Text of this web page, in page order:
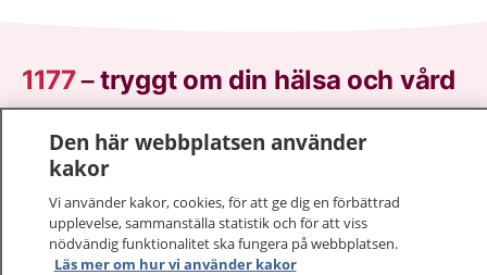
1177–tryggt om din hälsa och vård
På 1177.se får du råd om hälsa och information om
sjukdomar och vilka mottagningar du kan kontakta.
Logga in för att läsa din journal och göra dina
vårdärenden. Ring telefonnummer 1177 för
sjukvårdsrådgivning dygnet runt.
1177 ger dig råd när du vill må bättre.
Den här webbplatsen använder
kakor
Vi använder kakor, cookies, för att ge dig en förbättrad
upplevelse, sammanställa statistik och för att viss
nödvändig funktionalitet ska fungera på webbplatsen.
Läs mer om hur vi använder kakor